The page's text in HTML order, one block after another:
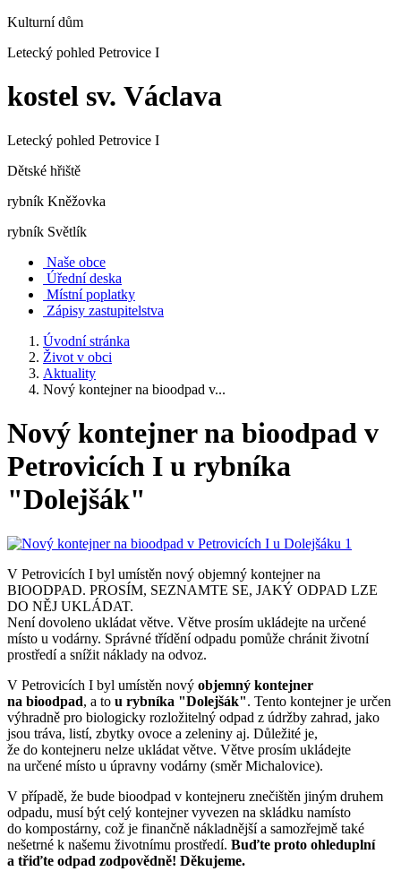
Kulturní dům
Letecký pohled Petrovice I
kostel sv. Václava
Letecký pohled Petrovice I
Dětské hřiště
rybník Kněžovka
rybník Světlík
Naše obce
Úřední deska
Místní poplatky
Zápisy zastupitelstva
Úvodní stránka
Život v obci
Aktuality
Nový kontejner na bioodpad v...
Nový kontejner na bioodpad v
Petrovicích I u rybníka
"Dolejšák"
V Petrovicích I byl umístěn nový objemný kontejner na
BIOODPAD. PROSÍM, SEZNAMTE SE, JAKÝ ODPAD LZE
DO NĚJ UKLÁDAT.
Není dovoleno ukládat větve. Větve prosím ukládejte na určené
místo u vodárny. Správné třídění odpadu pomůže chránit životní
prostředí a snížit náklady na odvoz.
V Petrovicích I byl umístěn nový objemný kontejner
na bioodpad, a to u rybníka "Dolejšák". Tento kontejner je určen
výhradně pro biologicky rozložitelný odpad z údržby zahrad, jako
jsou tráva, listí, zbytky ovoce a zeleniny aj. Důležité je,
že do kontejneru nelze ukládat větve. Větve prosím ukládejte
na určené místo u úpravny vodárny (směr Michalovice).
V případě, že bude bioodpad v kontejneru znečištěn jiným druhem
odpadu, musí být celý kontejner vyvezen na skládku namísto
do kompostárny, což je finančně nákladnější a samozřejmě také
nešetrné k našemu životnímu prostředí. Buďte proto ohleduplní
a třiďte odpad zodpovědně! Děkujeme.